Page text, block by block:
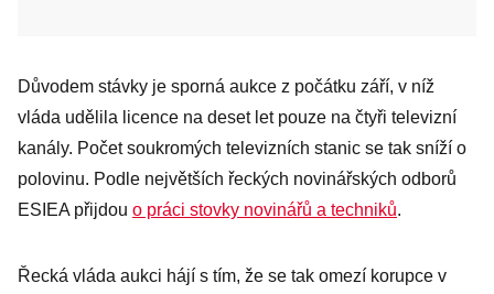
Důvodem stávky je sporná aukce z počátku září, v níž
vláda udělila licence na deset let pouze na čtyři televizní
kanály. Počet soukromých televizních stanic se tak sníží o
polovinu. Podle největších řeckých novinářských odborů
ESIEA přijdou o práci stovky novinářů a techniků.
Řecká vláda aukci hájí s tím, že se tak omezí korupce v